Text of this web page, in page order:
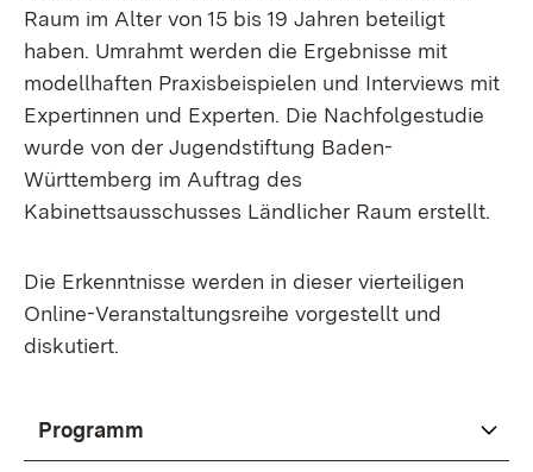
Raum im Alter von 15 bis 19 Jahren beteiligt
haben. Umrahmt werden die Ergebnisse mit
modellhaften Praxisbeispielen und Interviews mit
Expertinnen und Experten. Die Nachfolgestudie
wurde von der Jugendstiftung Baden-
Württemberg im Auftrag des
Kabinettsausschusses Ländlicher Raum erstellt.
Die Erkenntnisse werden in dieser vierteiligen
Online-Veranstaltungsreihe vorgestellt und
diskutiert.
Programm